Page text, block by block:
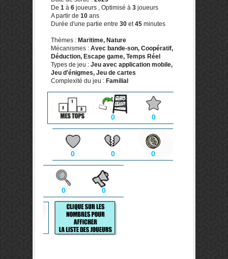
De 1 à 6 joueurs , Optimisé à 3 joueurs
A partir de 10 ans
Durée d'une partie entre 30 et45 minutes
Thèmes : Maritime, Nature
Mécanismes : Avec bande-son, Coopératif,
Déduction, Escape game, Temps Réel
Types de jeu : Jeu avec application mobile,
Jeu d'énigmes, Jeu de cartes
Complexité du jeu : Familial
0 0
0 0 0
0 0